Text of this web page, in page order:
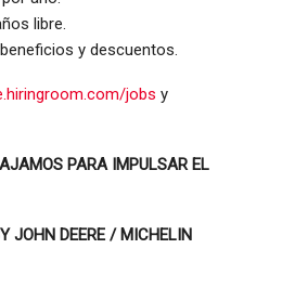
libre.
y descuentos.
jobs y
PARA IMPULSAR EL
JOHN DEERE / MICHELIN